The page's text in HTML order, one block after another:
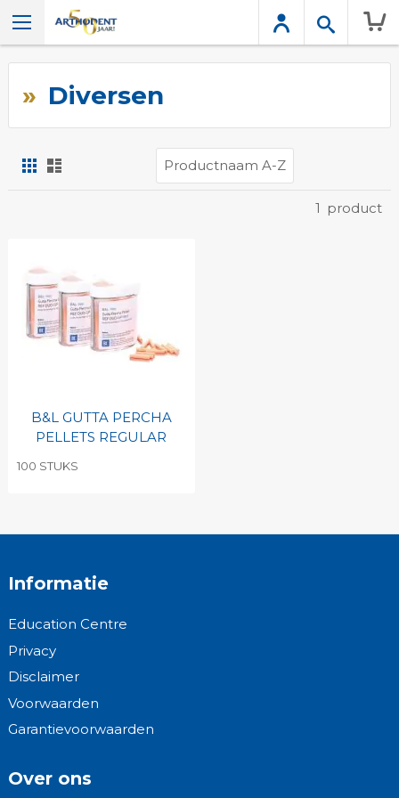
Diversen
Foto-
tabel
1 product
B&L GUTTA PERCHA
PELLETS REGULAR
100 STUKS
Informatie
Education Centre
Privacy
Disclaimer
Voorwaarden
Garantievoorwaarden
Over ons